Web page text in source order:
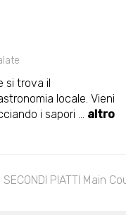
si trova il
locale. Vieni
i sapori ... altro
SECONDI PIATTI Main